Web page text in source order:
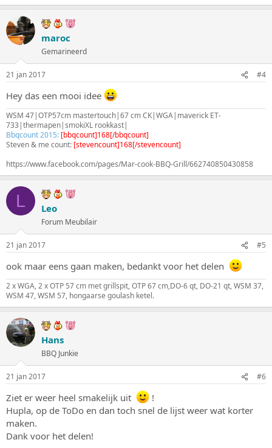
maroc
Gemarineerd
21 jan 2017 #4
Hey das een mooi idee
WSM 47|OTP57cm mastertouch|67 cm CK|WGA|maverick ET-
733|thermapen|smokiXL rookkast|
Bbqcount 2015: [bbqcount]168[/bbqcount]
Steven & me count: [stevencount]168[/stevencount]
https://www.facebook.com/pages/Mar-cook-BBQ-Grill/662740850430858
L Leo
Forum Meubilair
21 jan 2017 #5
ook maar eens gaan maken, bedankt voor het delen
2 x WGA, 2 x OTP 57 cm met grillspit, OTP 67 cm,DO-6 qt, DO-21 qt, WSM 37,
WSM 47, WSM 57, hongaarse goulash ketel.
Hans
BBQ Junkie
21 jan 2017 #6
Ziet er weer heel smakelijk uit
!
Hupla, op de ToDo en dan toch snel de lijst weer wat korter
maken.
Dank voor het delen!